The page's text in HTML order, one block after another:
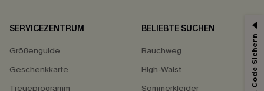
SERVICEZENTRUM
Größenguide
Geschenkkarte
Treueprogramm
BELIEBTE SUCHEN
Bauchweg
High-Waist
Sommerkleider